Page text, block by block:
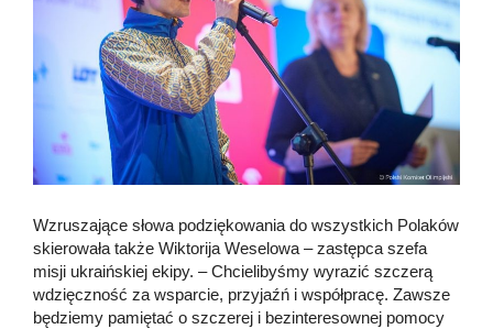
Wzruszające słowa podziękowania do wszystkich Polaków
skierowała także Wiktorija Weselowa – zastępca szefa
misji ukraińskiej ekipy. – Chcielibyśmy wyrazić szczerą
wdzięczność za wsparcie, przyjaźń i współpracę. Zawsze
będziemy pamiętać o szczerej i bezinteresownej pomocy